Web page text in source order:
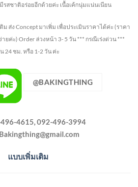
มีรสชาติอร่อยอีกด้วยค่ะ เนื้อเค้กนุ่มแน่นเนียน
ง Concept มาเพิ่ม เพื่อประเมินราคาได้ค่ะ (ราคา
ยค่ะ) Order ล่วงหน้า 3- 5 วัน *** กรณีเร่งด่วน ***
24 ชม. หรือ 1-2 วัน ค่ะ
@BAKINGTHING
4615, 092-496-3994
Bakingthing@gmail.com
แบบเพิ่มเติม